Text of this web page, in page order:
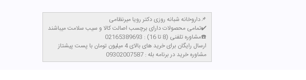
داروخانه شبانه روزی دکتر رویا میرنظامی📌
تمامی محصولات دارای برچسب اصالت کالا و سیب سلامت میباشند✔️
مشاوره تلفنی (8 تا 16) : 02165389693☎️
​ارسال رایگان برای خرید های بالای 4 میلیون تومان با پست پیشتاز
مشاوره خرید در برنامه بله : 09302007587